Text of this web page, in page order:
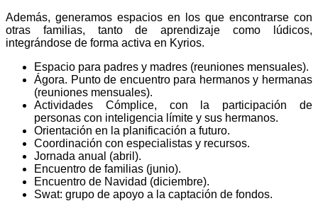
Además, generamos espacios en los que encontrarse con
otras familias, tanto de aprendizaje como lúdicos,
integrándose de forma activa en Kyrios.
Espacio para padres y madres (reuniones mensuales).
Ágora. Punto de encuentro para hermanos y hermanas
(reuniones mensuales).
Actividades Cómplice, con la participación de
personas con inteligencia límite y sus hermanos.
Orientación en la planificación a futuro.
Coordinación con especialistas y recursos.
Jornada anual (abril).
Encuentro de familias (junio).
Encuentro de Navidad (diciembre).
Swat: grupo de apoyo a la captación de fondos.